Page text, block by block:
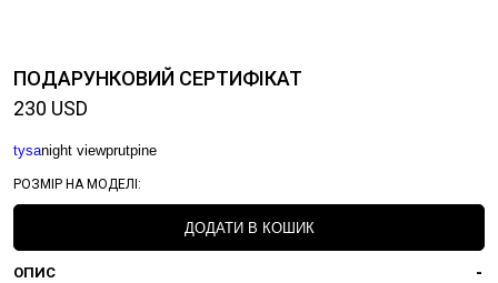
ПОДАРУНКОВИЙ СЕРТИФІКАТ
230 USD
tysanight viewprutpine
РОЗМІР НА МОДЕЛІ:
ДОДАТИ В КОШИК
ОПИС